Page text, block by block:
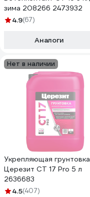
зима 208266 2473932
4.9(67)
Аналоги
Нет в наличии
Укрепляющая грунтовка
Церезит CT 17 Pro 5 л
2636683
4.5(407)